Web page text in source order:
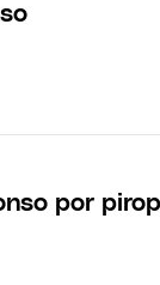
por